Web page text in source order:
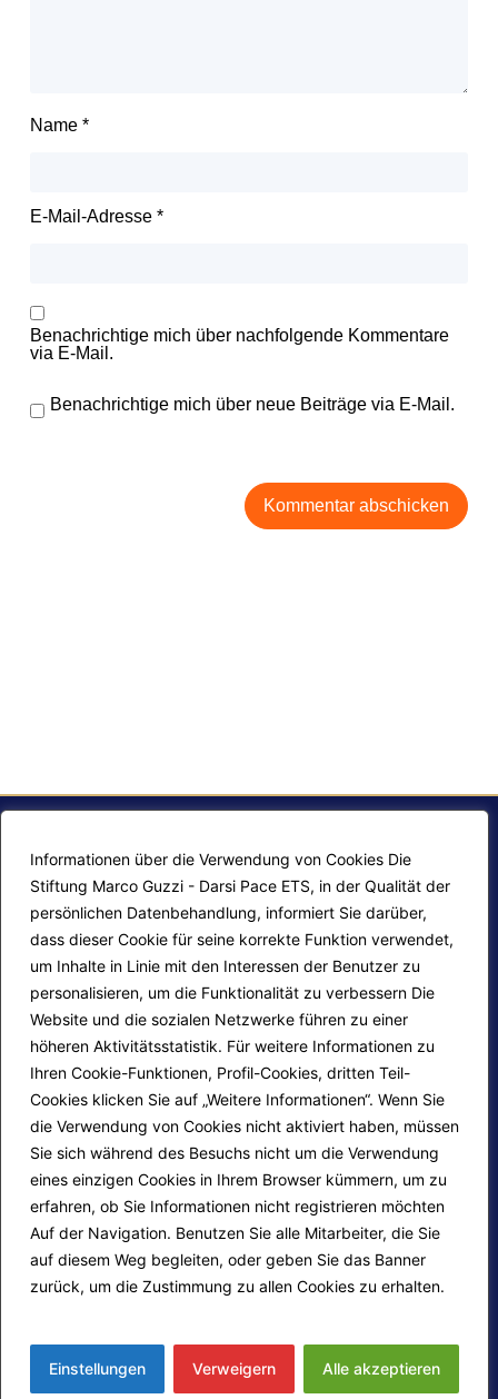
Informationen über die Verwendung von Cookies Die
Stiftung Marco Guzzi - Darsi Pace ETS, in der Qualität der
persönlichen Datenbehandlung, informiert Sie darüber,
dass dieser Cookie für seine korrekte Funktion verwendet,
um Inhalte in Linie mit den Interessen der Benutzer zu
personalisieren, um die Funktionalität zu verbessern Die
Website und die sozialen Netzwerke führen zu einer
höheren Aktivitätsstatistik. Für weitere Informationen zu
Ihren Cookie-Funktionen, Profil-Cookies, dritten Teil-
Cookies klicken Sie auf „Weitere Informationen“. Wenn Sie
die Verwendung von Cookies nicht aktiviert haben, müssen
Sie sich während des Besuchs nicht um die Verwendung
eines einzigen Cookies in Ihrem Browser kümmern, um zu
erfahren, ob Sie Informationen nicht registrieren möchten
Auf der Navigation. Benutzen Sie alle Mitarbeiter, die Sie
auf diesem Weg begleiten, oder geben Sie das Banner
zurück, um die Zustimmung zu allen Cookies zu erhalten.
Einstellungen Verweigern Alle akzeptieren
Name *
E-Mail-Adresse *
Benachrichtige mich über nachfolgende Kommentare
via E-Mail.
Benachrichtige mich über neue Beiträge via E-Mail.
F.A.Q.
Mappa del sito
Progetti Darsi Pace
Login redattori
Calendario corsi
Privacy Policy
Cookie Policy
Seguici su: